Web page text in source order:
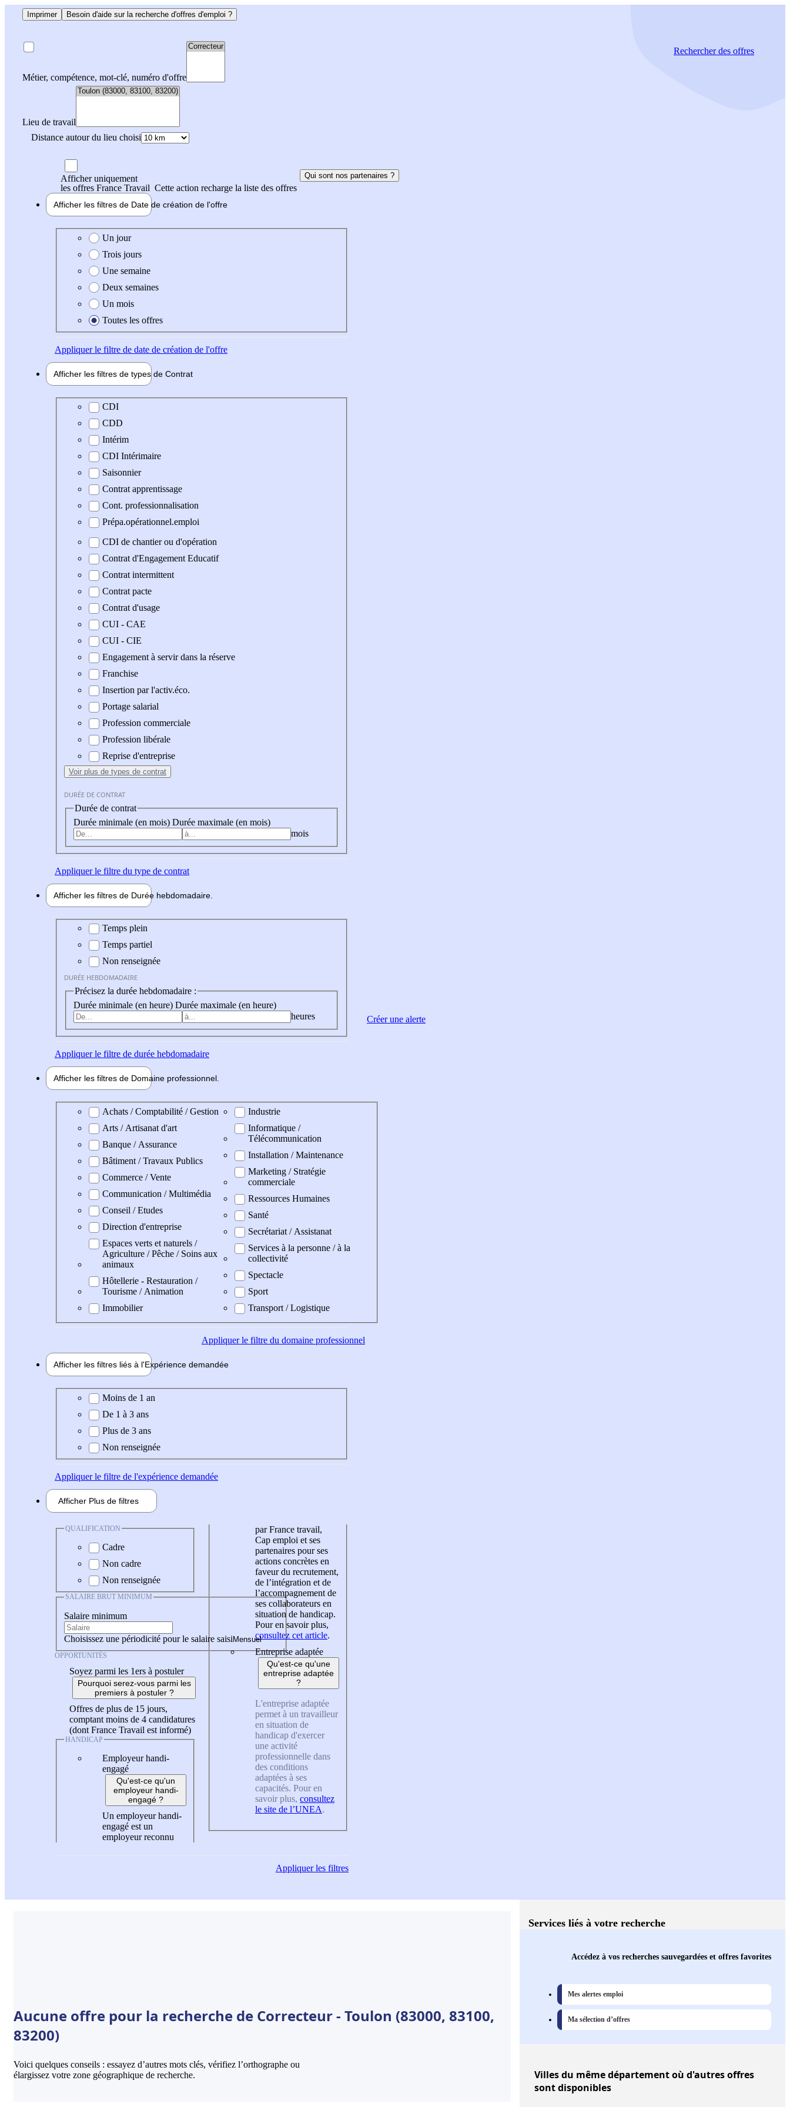
Imprimer Besoin d'aide sur la recherche d'offres d'emploi ?
Métier, compétence, mot-clé, numéro d'offre
Lieu de travail
Distance autour du lieu choisi
Rechercherdes offres
Afficher uniquement
les offres France Travail Cette action recharge la liste des offres
Qui sont nos partenaires ?
Afficher les filtres de Date de création de l'offre
Date de création de l'offre
Un jour
Trois jours
Une semaine
Deux semaines
Un mois
Toutes les offres
Appliquerle filtre de date de création de l'offre
Afficher les filtres de types de Contrat
Type de contrat
CDI
CDD
Intérim
CDI Intérimaire
Saisonnier
Contrat apprentissage
Cont. professionnalisation
Prépa.opérationnel.emploi
CDI de chantier ou d'opération
Contrat d'Engagement Educatif
Contrat intermittent
Contrat pacte
Contrat d'usage
CUI - CAE
CUI - CIE
Engagement à servir dans la réserve
Franchise
Insertion par l'activ.éco.
Portage salarial
Profession commerciale
Profession libérale
Reprise d'entreprise
Voir plus de types de contrat
DURÉE DE CONTRAT
Durée de contrat
Durée minimale (en mois) Durée maximale (en mois)
mois
Appliquerle filtre du type de contrat
Afficher les filtres de Durée hebdomadaire
Durée hebdomadaire
Temps plein
Temps partiel
Non renseignée
DURÉE HEBDOMADAIRE
Précisez la durée hebdomadaire :
Durée minimale (en heure) Durée maximale (en heure)
heures
Appliquerle filtre de durée hebdomadaire
Afficher les filtres de Domaine professionnel
Domaine professionel
Achats / Comptabilité / Gestion
Arts / Artisanat d'art
Banque / Assurance
Bâtiment / Travaux Publics
Commerce / Vente
Communication / Multimédia
Conseil / Etudes
Direction d'entreprise
Espaces verts et naturels /
Agriculture / Pêche / Soins aux
animaux
Hôtellerie - Restauration /
Tourisme / Animation
Immobilier
Industrie
Informatique /
Télécommunication
Installation / Maintenance
Marketing / Stratégie
commerciale
Ressources Humaines
Santé
Secrétariat / Assistanat
Services à la personne / à la
collectivité
Spectacle
Sport
Transport / Logistique
Appliquerle filtre du domaine professionnel
Afficher les filtres liés à l'Expérience demandée
Expérience demandée
Moins de 1 an
De 1 à 3 ans
Plus de 3 ans
Non renseignée
Appliquerle filtre de l'expérience demandée
Afficher Plus de filtres
QUALIFICATION
Cadre
Non cadre
Non renseignée
SALAIRE BRUT MINIMUM
Salaire minimum
Choisissez une périodicité pour le salaire saisi
OPPORTUNITÉS
Soyez parmi les 1ers à postuler
Pourquoi serez-vous parmi les
premiers à postuler ?
Offres de plus de 15 jours,
comptant moins de 4 candidatures
(dont France Travail est informé)
HANDICAP
Employeur handi-
engagé
Qu'est-ce qu'un
employeur handi-
engagé ?
Un employeur handi-
engagé est un
employeur reconnu
par France travail,
Cap emploi et ses
partenaires pour ses
actions concrètes en
faveur du recrutement,
de l’intégration et de
l’accompagnement de
ses collaborateurs en
situation de handicap.
Pour en savoir plus,
consultez cet article.
Entreprise adaptée
Qu'est-ce qu'une
entreprise adaptée
?
L'entreprise adaptée
permet à un travailleur
en situation de
handicap d'exercer
une activité
professionnelle dans
des conditions
adaptées à ses
capacités. Pour en
savoir plus, consultez
le site de l’UNEA.
Appliquerles filtres
Créer une alerte
Aucune offre pour la recherche de Correcteur - Toulon (83000, 83100,
83200)
Voici quelques conseils : essayez d’autres mots clés, vérifiez l’orthographe ou
élargissez votre zone géographique de recherche.
Services liés à votre recherche
Accédez à vos recherches sauvegardées et offres favorites
Mes alertes emploi
Ma sélection d’offres
Villesdu même département où d'autres offres
sont disponibles